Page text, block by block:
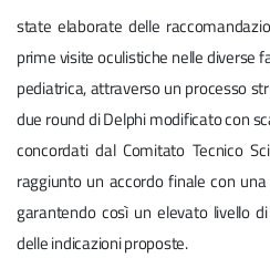
state elaborate delle
prime visite oculistiche nelle diverse
pediatrica, attraverso un processo
due round di Delphi modificato con
concordati dal Comitato Tecnico
raggiunto un accordo finale con
garantendo così un elevato livello
delle indicazioni proposte.